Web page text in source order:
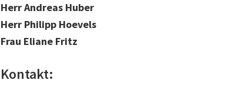
Herr Andreas Huber
Herr Philipp Hoevels
Frau Eliane Fritz
Kontakt: